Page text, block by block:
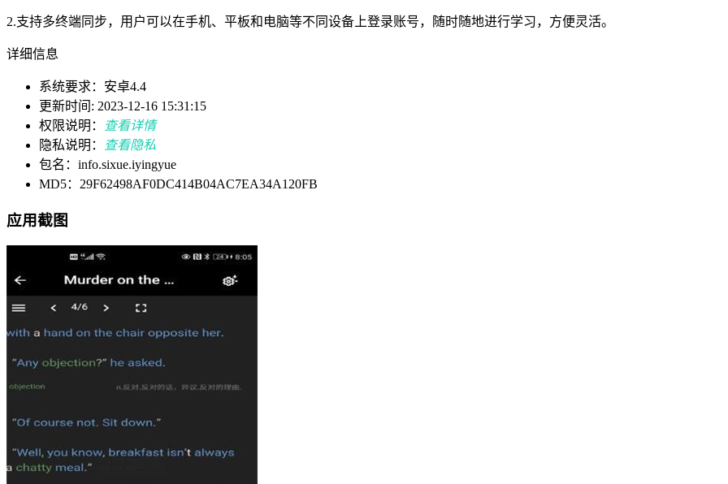
2.支持多终端同步，用户可以在手机、平板和电脑等不同设备上登录账号，随时随地进行学习，方便灵活。
详细信息
系统要求：安卓4.4
更新时间: 2023-12-16 15:31:15
权限说明：
查看详情
隐私说明：
查看隐私
包名：info.sixue.iyingyue
MD5：29F62498AF0DC414B04AC7EA34A120FB
应用截图